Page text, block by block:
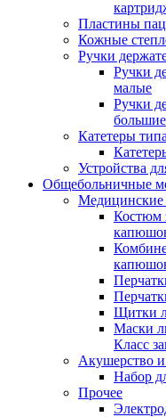
Пластины
Кожные
Ручки
Ручки
малые
Ручки
большие
Катетеры
Устройства
Общебольничные
Медицинские
Костюм
Щитки
Маски
Класс
Акушерство
Набор
Прочее